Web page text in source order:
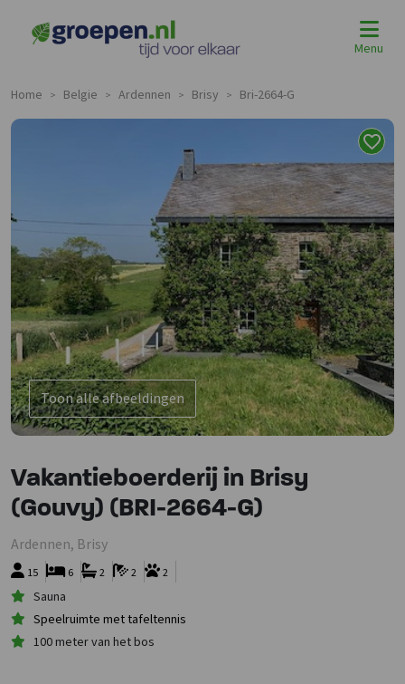
Menu
Home > Belgie > Ardennen > Brisy > Bri-2664-G
Toon alle afbeeldingen
Vakantieboerderij in Brisy
(Gouvy) (BRI-2664-G)
Ardennen, Brisy
15 2
2
2
6
Sauna
Speelruimte met tafeltennis
100 meter van het bos